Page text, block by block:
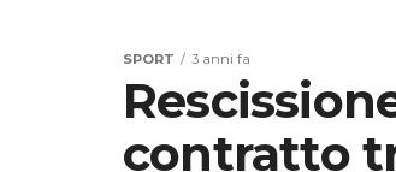
SPORT 3 anni fa
contratto